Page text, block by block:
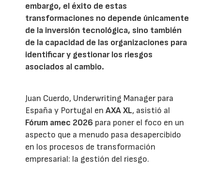
embargo, el éxito de estas
transformaciones no depende únicamente
de la inversión tecnológica, sino también
de la capacidad de las organizaciones para
identificar y gestionar los riesgos
asociados al cambio.
Juan Cuerdo, Underwriting Manager para
España y Portugal enAXA XL, asistió al
Fórum amec 2026 para poner el foco en un
aspecto que a menudo pasa desapercibido
en los procesos de transformación
empresarial: la gestión del riesgo.